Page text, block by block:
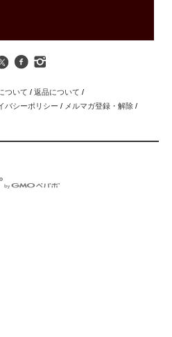
ついて / 返品について /
バシーポリシー / メルマガ登録・解除 /